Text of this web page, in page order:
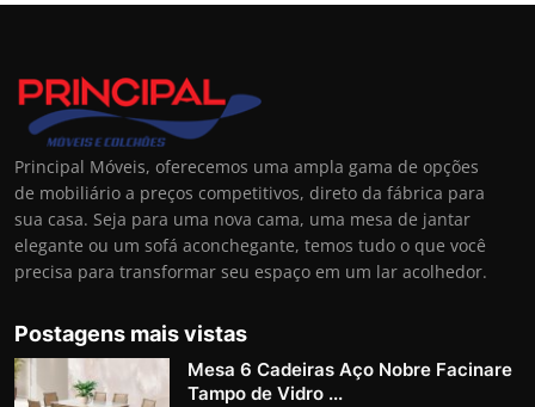
Principal Móveis, oferecemos uma ampla gama de opções
de mobiliário a preços competitivos, direto da fábrica para
sua casa. Seja para uma nova cama, uma mesa de jantar
elegante ou um sofá aconchegante, temos tudo o que você
precisa para transformar seu espaço em um lar acolhedor.
Postagens mais vistas
Mesa 6 Cadeiras Aço Nobre Facinare
Tampo de Vidro ...